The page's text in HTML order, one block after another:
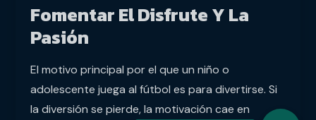
Fomentar El Disfrute Y La
Pasión
El motivo principal por el que un niño o
adolescente juega al fútbol es para divertirse. Si
la diversión se pierde, la motivación cae en